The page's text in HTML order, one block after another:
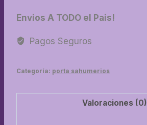
cantidad
Envios A TODO el Pais!
Pagos Seguros
Categoría: porta sahumerios
Valoraciones (0)